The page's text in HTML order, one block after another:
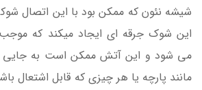
شیشه نئون که ممکن بود با این اتصال
این شوک جرقه ای ایجاد میکند که
می شود و این آتش ممکن است به جایی
مانند پارچه یا هر چیزی که قابل اشتعال